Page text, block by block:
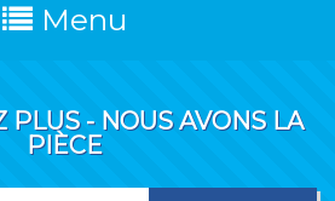
Menu
PLUS - NOUS AVONS LA
PIÈCE